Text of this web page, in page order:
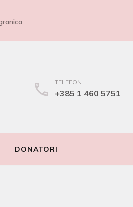
TELEFON
+385 1 460 5751
DONATORI